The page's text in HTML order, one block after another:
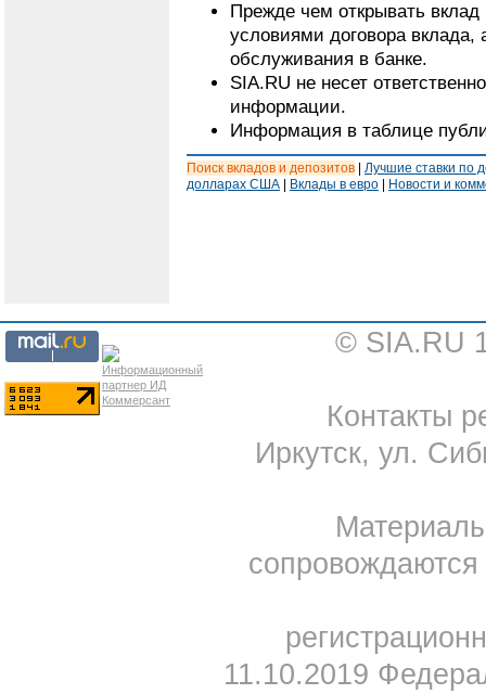
Прежде чем открывать вклад
условиями договора вклада,
обслуживания в банке.
SIA.RU не несет
информации.
Информация в таблице
Поиск вкладов и депозитов
Лучшие ставки по
долларах США
Вклады в евро Новости и
© SIA.RU
Контакты
Иркутск, ул.
11.10.2019